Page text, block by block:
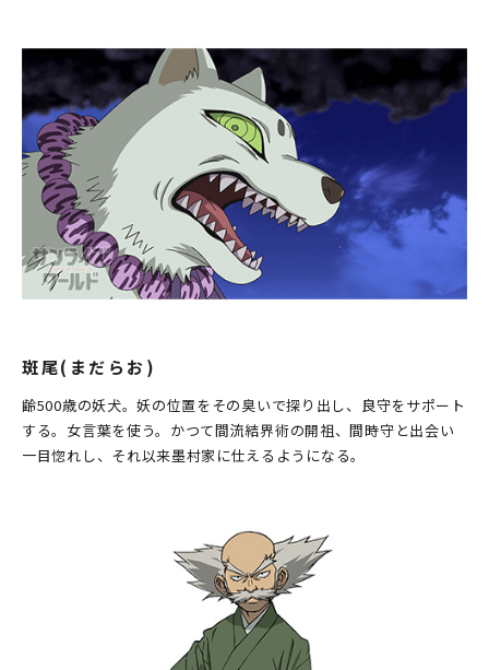
斑尾(まだらお)
齢500歳の妖犬。妖の位置をその臭いで探り出し、良守をサポート
する。女言葉を使う。かつて間流結界術の開祖、間時守と出会い
一目惚れし、それ以来墨村家に仕えるようになる。